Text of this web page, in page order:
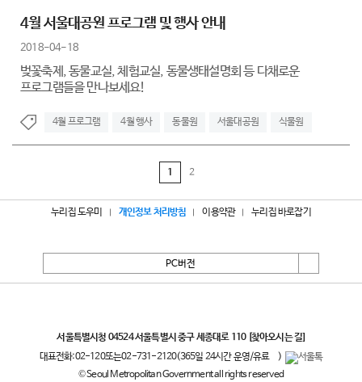
4월 서울대공원 프로그램 및 행사 안내
2018-04-18
벚꽃축제, 동물교실, 체험교실, 동물생태설명회 등 다채로운
프로그램들을 만나보세요!
4월 프로그램 4월 행사 동물원 서울대공원 식물원
1 2
누리집 도우미 개인정보 처리방침 이용약관 누리집 바로잡기
PC버전
서울특별시청 04524 서울특별시 중구 세종대로 110 [찾아오시는 길]
대표전화:02-120또는02-731-2120(365일 24시간 운영/유료
)
© Seoul Metropolitan Government all rights reserved